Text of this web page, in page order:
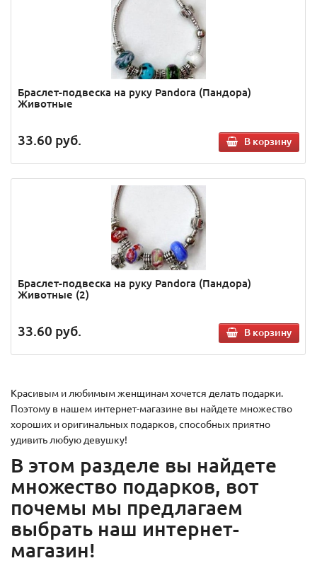
Браслет-подвеска на руку Pandora (Пандора)
Животные
33.60 руб. В корзину
Браслет-подвеска на руку Pandora (Пандора)
Животные (2)
33.60 руб. В корзину
Красивым и любимым женщинам хочется делать подарки.
Поэтому в нашем интернет-магазине вы найдете множество
хороших и оригинальных подарков, способных приятно
удивить любую девушку!
В этом разделе вы найдете
множество подарков, вот
почемы мы предлагаем
выбрать наш интернет-
магазин!